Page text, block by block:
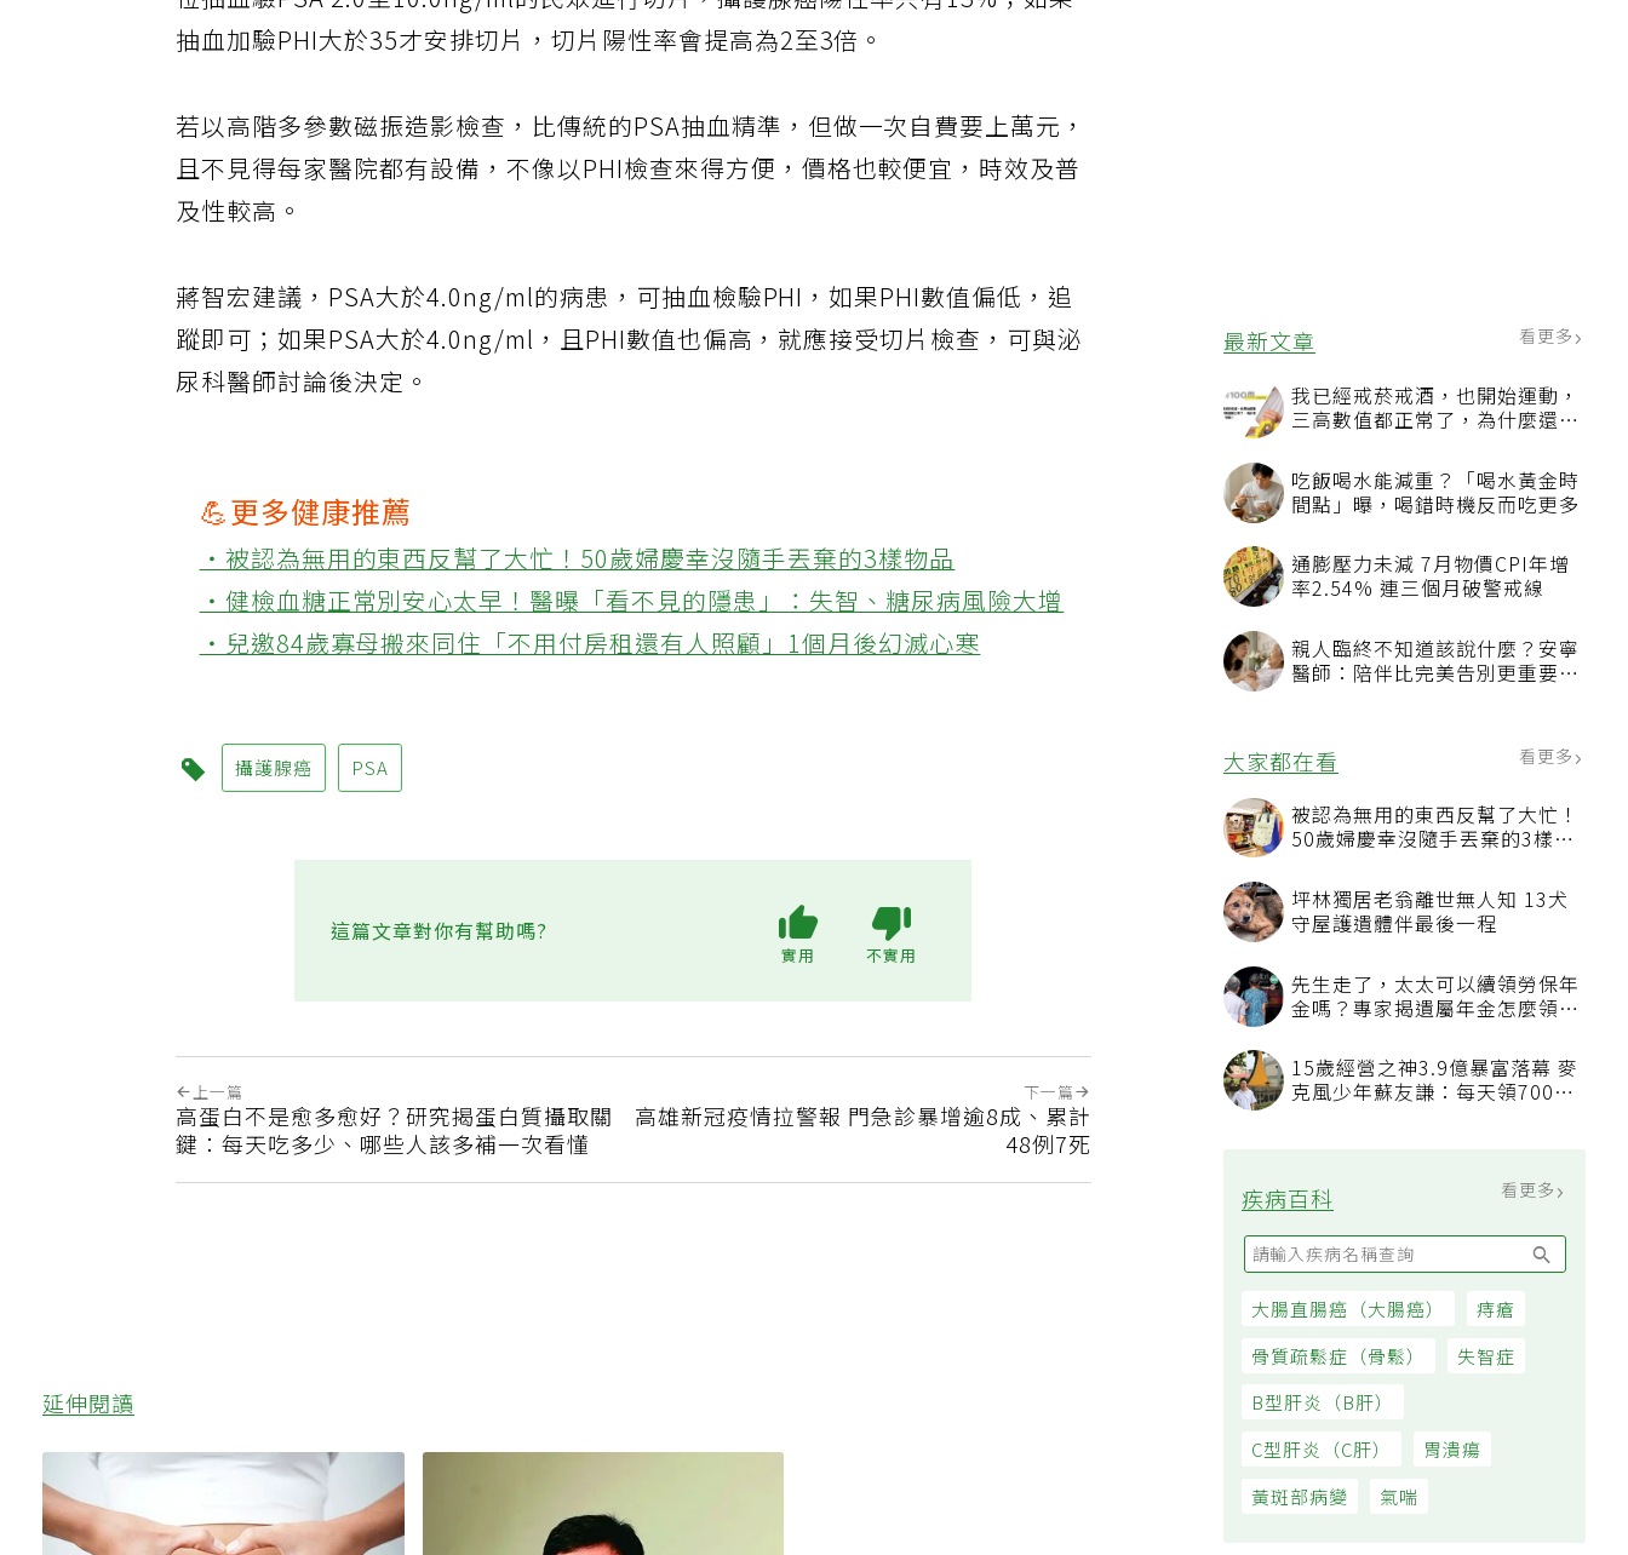
最新文章 看更多
我已經戒菸戒酒，也開始運動，
三高數值都正常了，為什麼還不
吃飯喝水能減重？「喝水黃金時
間點」曝，喝錯時機反而吃更多
通膨壓力未減 7月物價CPI年增
率2.54% 連三個月破警戒線
親人臨終不知道該說什麼？安寧
醫師：陪伴比完美告別更重要，
大家都在看
被認為無用的東西反幫了大忙！
50歲婦慶幸沒隨手丟棄的3樣物
坪林獨居老翁離世無人知 13犬
守屋護遺體伴最後一程
先生走了，太太可以續領勞保年
金嗎？專家揭遺屬年金怎麼領，
15歲經營之神3.9億暴富落幕 麥
克風少年蘇友謙：每天領700元
疾病百科
位抽血驗PSA 2.0至10.0ng/ml的民眾進行切片，攝護腺癌陽性率只有13%；如果
抽血加驗PHI大於35才安排切片，切片陽性率會提高為2至3倍。
若以高階多參數磁振造影檢查，比傳統的PSA抽血精準，但做一次自費要上萬元，
且不見得每家醫院都有設備，不像以PHI檢查來得方便，價格也較便宜，時效及普
及性較高。
蔣智宏建議，PSA大於4.0ng/ml的病患，可抽血檢驗PHI，如果PHI數值偏低，追
蹤即可；如果PSA大於4.0ng/ml，且PHI數值也偏高，就應接受切片檢查，可與泌
尿科醫師討論後決定。
💪更多健康推薦
‧被認為無用的東西反幫了大忙！50歲婦慶幸沒隨手丟棄的3樣物品
‧健檢血糖正常別安心太早！醫曝「看不見的隱患」：失智、糖尿病風險大增
‧兒邀84歲寡母搬來同住「不用付房租還有人照顧」1個月後幻滅心寒
攝護腺癌 PSA
這篇文章對你有幫助嗎?
上一篇
高蛋白不是愈多愈好？研究揭蛋白質攝取關
鍵：每天吃多少、哪些人該多補一次看懂
下一篇
高雄新冠疫情拉警報 門急診暴增逾8成、累計
48例7死
延伸閱讀